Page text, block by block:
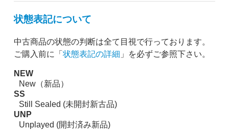
状態表記について
中古商品の状態の判断は全て目視で行っております。
ご購入前に「 状態表記の詳細 」を必ずご参照下さい。
NEW
New（新品）
SS
Still Sealed (未開封新古品)
UNP
Unplayed (開封済み新品)